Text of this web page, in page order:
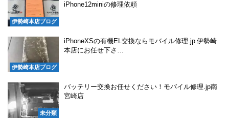
伊勢崎本店ブログ
iPhone12miniの修理依頼
伊勢崎本店ブログ
iPhoneXSの有機EL交換ならモバイル修理.jp 伊勢崎
本店にお任せ下さ…
未分類
バッテリー交換お任せください！モバイル修理.jp南
宮崎店